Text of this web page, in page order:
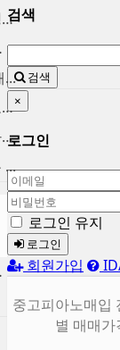
중고피아노시세 브랜드별 정직...
...
...
마포중고피아노 시세대비 고가...
용산 중고피아노 매입합니다. ...
...
다.
검색
검색
×
로그인
로그인 유지
로그인
회원가입
중고피아노매입
별 매매